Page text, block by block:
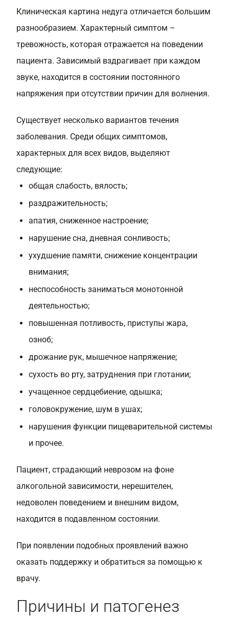
Клиническая картина недуга отличается большим
разнообразием. Характерный симптом –
тревожность, которая отражается на поведении
пациента. Зависимый вздрагивает при каждом
звуке, находится в состоянии постоянного
напряжения при отсутствии причин для волнения.
Существует несколько вариантов течения
заболевания. Среди общих симптомов,
характерных для всех видов, выделяют
следующие:
общая слабость, вялость;
раздражительность;
апатия, сниженное настроение;
нарушение сна, дневная сонливость;
ухудшение памяти, снижение концентрации
внимания;
неспособность заниматься монотонной
деятельностью;
повышенная потливость, приступы жара,
озноб;
дрожание рук, мышечное напряжение;
сухость во рту, затруднения при глотании;
учащенное сердцебиение, одышка;
головокружение, шум в ушах;
нарушения функции пищеварительной системы
и прочее.
Пациент, страдающий неврозом на фоне
алкогольной зависимости, нерешителен,
недоволен поведением и внешним видом,
находится в подавленном состоянии.
При появлении подобных проявлений важно
оказать поддержку и обратиться за помощью к
врачу.
Причины и патогенез